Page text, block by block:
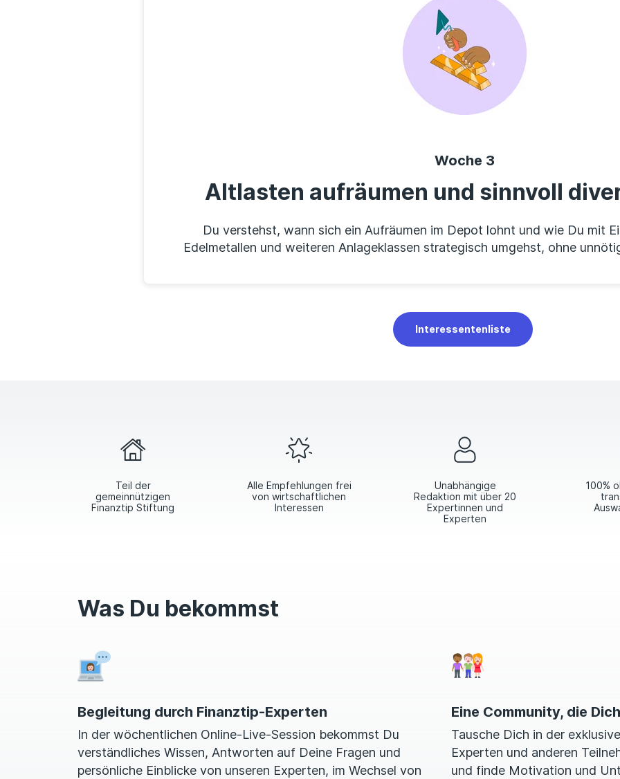
Woche 3
Altlasten aufräumen und sinnvoll
Du verstehst, wann sich ein Aufräumen im Depot lohnt und wie Du mit
Edelmetallen und weiteren Anlageklassen strategisch umgehst, ohne
Interessentenliste
Teil der
gemeinnützigen
Finanztip Stiftung
Alle Empfehlungen frei
von wirtschaftlichen
Interessen
Unabhängige
Redaktion mit über 20
Expertinnen und
Experten
100%
Was Du bekommst
Begleitung durch Finanztip-Experten
In der wöchentlichen Online-Live-Session bekommst Du
verständliches Wissen, Antworten auf Deine Fragen und
persönliche Einblicke von unseren Experten, im Wechsel von
Eine Community, die
Tausche Dich in der
Experten und anderen
und finde Motivation und